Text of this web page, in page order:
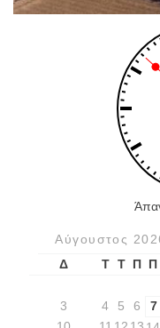
Αύγουστος
Δ
Τ Τ Π Π
3
4 5 6 7